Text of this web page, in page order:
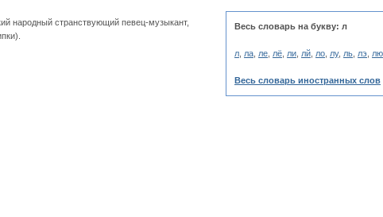
Весь словарь на букву: л
л ла ле лё ли лй ло лу, ль лэ лю
Весь словарь иностранных слов
народный странствующий певец-музыкант,